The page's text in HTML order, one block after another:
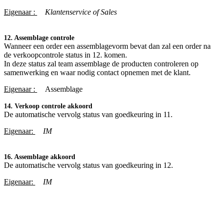
Eigenaar :
Klantenservice of Sales
12. Assemblage controle
Wanneer een order een assemblagevorm bevat dan zal een order na
de verkoopcontrole status in 12. komen.
In deze status zal team assemblage de producten controleren op
samenwerking en waar nodig contact opnemen met de klant.
Eigenaar :
​Assemblage
14. Verkoop controle akkoord
De automatische vervolg status van goedkeuring in 11.
Eigenaar:
IM
16. Assemblage akkoord
De automatische vervolg status van goedkeuring in 12.
Eigenaar:
IM